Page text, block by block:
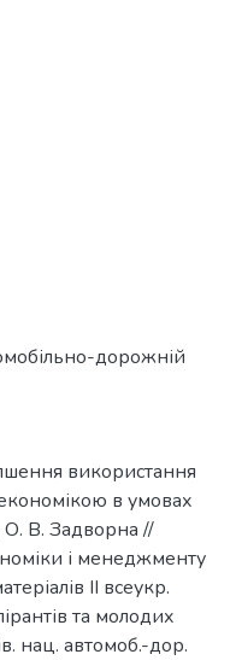
дорожній
використання
в умовах
О. В. Задворна //
і менеджменту
ІІ всеукр.
та молодих
нац. автомоб.-дор.